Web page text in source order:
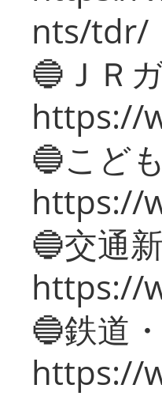
nts/tdr/
🔵ＪＲ
https://
🔵こど
https://
🔵交通
https://
🔵鉄道
https://